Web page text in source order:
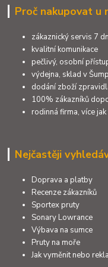
Proč nakupovat u
zákaznický servis 7
kvalitní komunikace
pečlivý, osobní
výdejna, sklad v
dodání zboží
100% zákazníků
rodinná firma, více
Nejčastěji
Doprava a platby
Recenze zákazníků
Sportex pruty
Sonary Lowrance
Výbava na sumce
Pruty na moře
Jak vyměnit nebo